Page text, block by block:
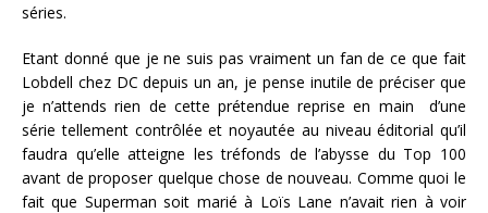
séries.
Etant donné que je ne suis pas vraiment un fan de ce que fait
Lobdell chez DC depuis un an, je pense inutile de préciser que
je n’attends rien de cette prétendue reprise en main d’une
série tellement contrôlée et noyautée au niveau éditorial qu’il
faudra qu’elle atteigne les tréfonds de l’abysse du Top 100
avant de proposer quelque chose de nouveau. Comme quoi le
fait que Superman soit marié à Loïs Lane n’avait rien à voir